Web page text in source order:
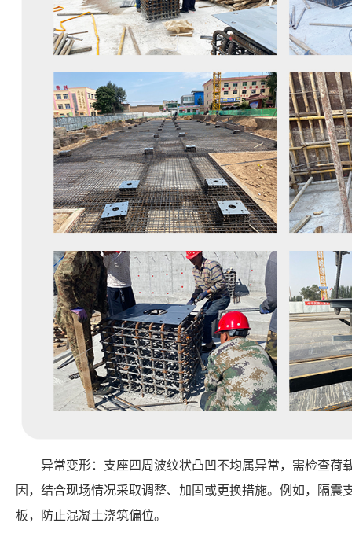
异常变形：支座四周波纹状凸凹不均属异常，需检查荷
因，结合现场情况采取调整、加固或更换措施。例如，隔震
板，防止混凝土浇筑偏位。